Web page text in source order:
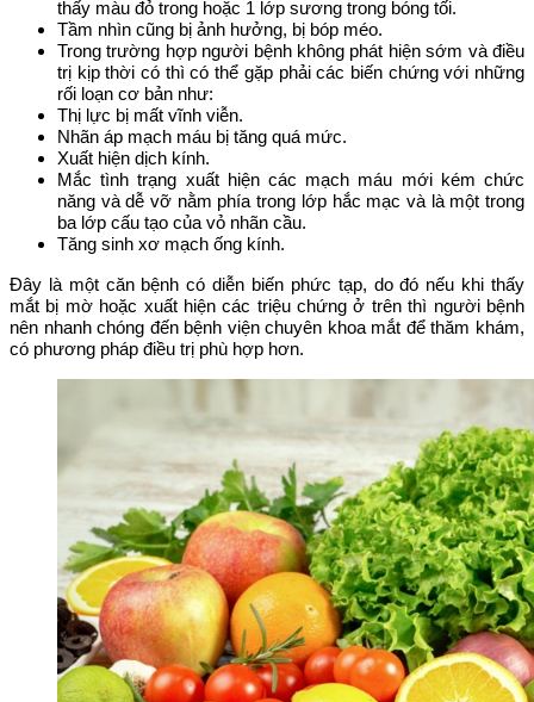
thấy màu đỏ trong hoặc 1 lớp sương trong bóng tối.
Tầm nhìn cũng bị ảnh hưởng, bị bóp méo.
Trong trường hợp người bệnh không phát hiện sớm và điều
trị kịp thời có thì có thể gặp phải các biến chứng với những
rối loạn cơ bản như:
Thị lực bị mất vĩnh viễn.
Nhãn áp mạch máu bị tăng quá mức.
Xuất hiện dịch kính.
Mắc tình trạng xuất hiện các mạch máu mới kém chức
năng và dễ vỡ nằm phía trong lớp hắc mạc và là một trong
ba lớp cấu tạo của vỏ nhãn cầu.
Tăng sinh xơ mạch ống kính.
Đây là một căn bệnh có diễn biến phức tạp, do đó nếu khi thấy
mắt bị mờ hoặc xuất hiện các triệu chứng ở trên thì người bệnh
nên nhanh chóng đến bệnh viện chuyên khoa mắt để thăm khám,
có phương pháp điều trị phù hợp hơn.